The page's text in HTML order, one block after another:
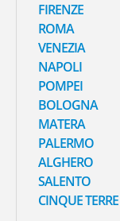
FIRENZE
ROMA
VENEZIA
NAPOLI
POMPEI
BOLOGNA
MATERA
PALERMO
ALGHERO
SALENTO
CINQUE TERRE